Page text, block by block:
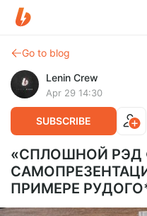
Go to blog
Lenin Crew
Apr 29 14:30
SUBSCRIBE
«СПЛОШНОЙ РЭД
ПРИМЕРЕ